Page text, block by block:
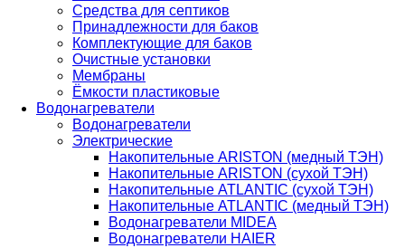
Средства для септиков
Принадлежности для баков
Комплектующие для баков
Очистные установки
Мембраны
Ёмкости пластиковые
Водонагреватели
Водонагреватели
Электрические
Накопительные ARISTON (медный ТЭН)
Накопительные ARISTON (сухой ТЭН)
Накопительные ATLANTIC (сухой ТЭН)
Накопительные ATLANTIC (медный ТЭН)
Водонагреватели MIDEA
Водонагреватели HAIER